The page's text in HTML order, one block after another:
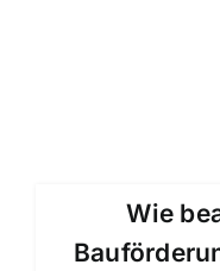
Wie